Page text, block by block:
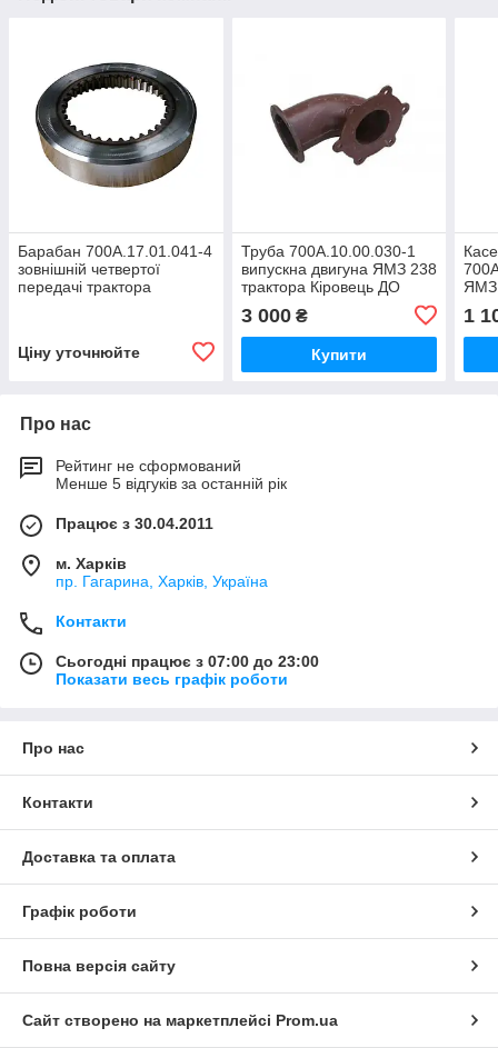
Барабан 700А.17.01.041-4
зовнішній четвертої
передачі трактора
Ціну уточнюйте
Труба 700А.10.00.030-1
випускна двигуна ЯМЗ 238
трактора Кіровець ДО
3 000₴
Купити
ЯМЗ
1
Про нас
Рейтинг не сформований
Менше 5 відгуків за останній рік
Працює з 30.04.2011
м. Харків
пр. Гагарина, Харків, Україна
Контакти
Сьогодні працює з 07:00 до 23:00
Показати весь графік роботи
Про нас
Контакти
Доставка та оплата
Графік роботи
Повна версія сайту
Сайт створено на маркетплейсі Prom.ua